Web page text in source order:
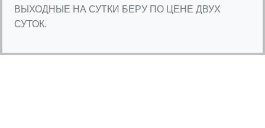
ВЫХОДНЫЕ НА СУТКИ БЕРУ ПО ЦЕНЕ ДВУХ
СУТОК.